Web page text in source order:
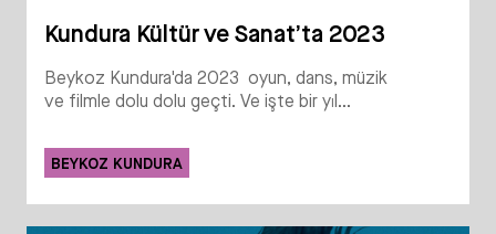
Kundura Kültür ve Sanat’ta 2023
Beykoz Kundura'da 2023 oyun, dans, müzik
ve filmle dolu dolu geçti. Ve işte bir yıl...
BEYKOZ KUNDURA